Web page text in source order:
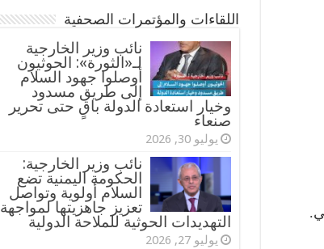
اللقاءات والمؤتمرات الصحفية
‏نائب وزير الخارجية
لـ«الثورة»: الحوثيون
أوصلوا جهود السلام
إلى طريق مسدود
وخيار استعادة الدولة باقٍ حتى تحرير
صنعاء
يوليو 30, 2026
نائب وزير الخارجية:
الحكومة اليمنية تضع
السلام أولوية وتواصل
تعزيز جاهزيتها لمواجهة
التهديدات الحوثية للملاحة الدولية
يوليو 27, 2026